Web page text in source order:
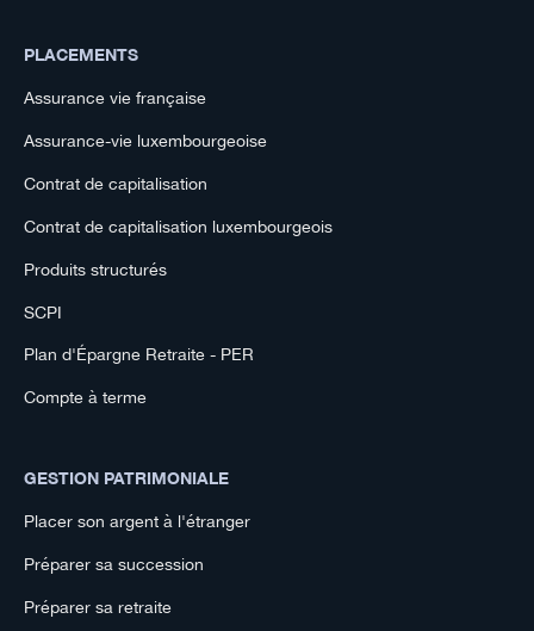
PLACEMENTS
Assurance vie française
Assurance-vie luxembourgeoise
Contrat de capitalisation
Contrat de capitalisation luxembourgeois
Produits structurés
SCPI
Plan d'Épargne Retraite - PER
Compte à terme
GESTION PATRIMONIALE
Placer son argent à l'étranger
Préparer sa succession
Préparer sa retraite